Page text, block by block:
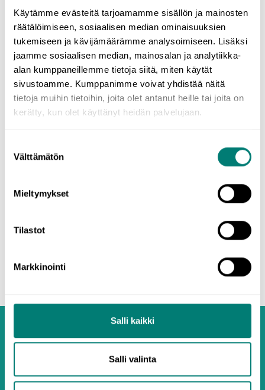
Käytämme evästeitä tarjoamamme sisällön ja mainosten
räätälöimiseen, sosiaalisen median ominaisuuksien
tukemiseen ja kävijämäärämme analysoimiseen. Lisäksi
jaamme sosiaalisen median, mainosalan ja analytiikka-
alan kumppaneillemme tietoja siitä, miten käytät
sivustoamme. Kumppanimme voivat yhdistää näitä
tietoja muihin tietoihin, joita olet antanut heille tai joita on
kerätty, kun olet käyttänyt heidän palvelujaan.
valinta
Välttämätön
Mieltymykset
Tilastot
Markkinointi
Salli kaikki
Salli valinta
kuukauden määräaikaisen kielikurssin Finnair Shopista. Ei
koske abikursseja.